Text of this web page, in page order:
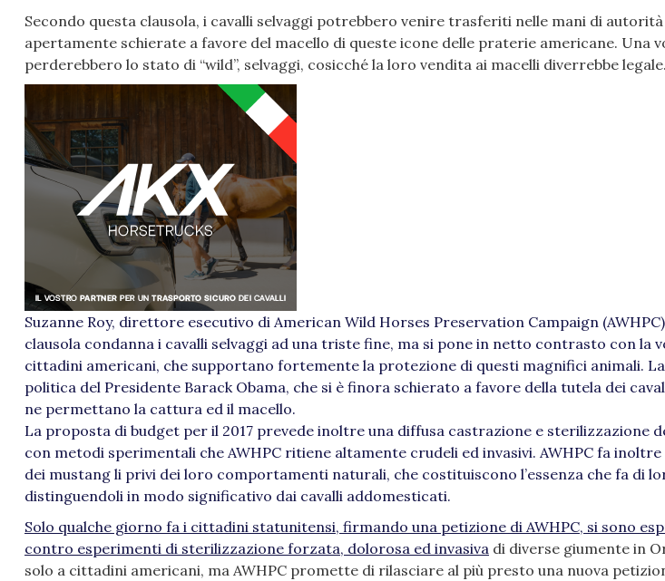
Secondo questa clausola, i cavalli selvaggi potrebbero venire trasferiti nelle mani di
apertamente schierate a favore del macello di queste icone delle praterie americane. Una
perderebbero lo stato di “wild”, selvaggi, cosicché la loro vendita ai macelli diverrebbe legale.
Suzanne Roy, direttore esecutivo di American Wild Horses Preservation Campaign
clausola condanna i cavalli selvaggi ad una triste fine, ma si pone in netto contrasto con la
cittadini americani, che supportano fortemente la protezione di questi magnifici animali.
politica del Presidente Barack Obama, che si è finora schierato a favore della tutela dei
ne permettano la cattura ed il macello.
La proposta di budget per il 2017 prevede inoltre una diffusa castrazione e sterilizzazione
con metodi sperimentali che AWHPC ritiene altamente crudeli ed invasivi. AWHPC fa
dei mustang li privi dei loro comportamenti naturali, che costituiscono l’essenza che fa di
distinguendoli in modo significativo dai cavalli addomesticati.
Solo qualche giorno fa i cittadini statunitensi, firmando una petizione di AWHPC, si sono
contro esperimenti di sterilizzazione forzata, dolorosa ed invasiva di diverse giumente in
solo a cittadini americani, ma AWHPC promette di rilasciare al più presto una nuova